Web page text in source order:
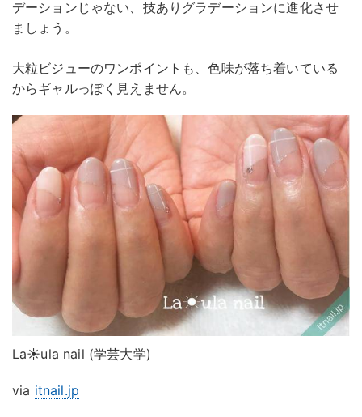
デーションじゃない、技ありグラデーションに進化させ
ましょう。
大粒ビジューのワンポイントも、色味が落ち着いている
からギャルっぽく見えません。
La☀ula nail (学芸大学)
via itnail.jp